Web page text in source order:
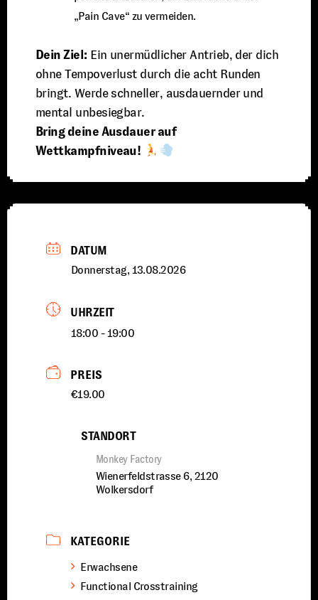
„Pain Cave“ zu vermeiden.
Dein Ziel: Ein unermüdlicher Antrieb, der dich
ohne Tempoverlust durch die acht Runden
bringt. Werde schneller, ausdauernder und
mental unbesiegbar.
Bring deine Ausdauer auf
Wettkampfniveau!
DATUM
Donnerstag, 13.08.2026
UHRZEIT
18:00 - 19:00
PREIS
€19.00
STANDORT
Monkey Factory
Wienerfeldstrasse 6, 2120
Wolkersdorf
KATEGORIE
Erwachsene
Functional Crosstraining